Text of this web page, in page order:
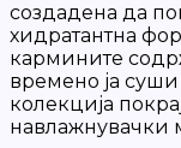
создадена да
хидратантна
кармините
времено ја суши
колекција
навлажнувачки